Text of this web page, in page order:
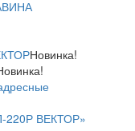
Новинка!
220Р ВЕКТОР»